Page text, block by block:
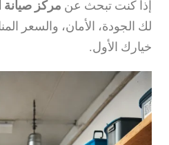
إذا كنت تبحث عن مركز صيانة
لك الجودة، الأمان، والسعر
خيارك الأول.